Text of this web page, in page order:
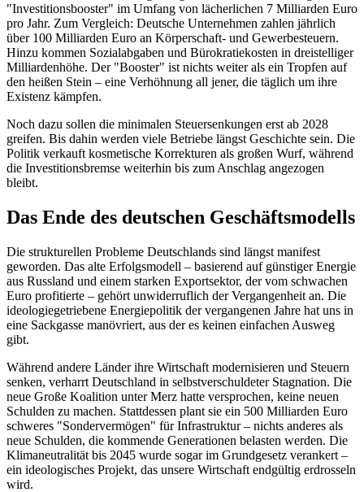
"Investitionsbooster" im Umfang von lächerlichen 7 Milliarden Euro
pro Jahr. Zum Vergleich: Deutsche Unternehmen zahlen jährlich
über 100 Milliarden Euro an Körperschaft- und Gewerbesteuern.
Hinzu kommen Sozialabgaben und Bürokratiekosten in dreistelliger
Milliardenhöhe. Der "Booster" ist nichts weiter als ein Tropfen auf
den heißen Stein – eine Verhöhnung all jener, die täglich um ihre
Existenz kämpfen.
Noch dazu sollen die minimalen Steuersenkungen erst ab 2028
greifen. Bis dahin werden viele Betriebe längst Geschichte sein. Die
Politik verkauft kosmetische Korrekturen als großen Wurf, während
die Investitionsbremse weiterhin bis zum Anschlag angezogen
bleibt.
Das Ende des deutschen Geschäftsmodells
Die strukturellen Probleme Deutschlands sind längst manifest
geworden. Das alte Erfolgsmodell – basierend auf günstiger Energie
aus Russland und einem starken Exportsektor, der vom schwachen
Euro profitierte – gehört unwiderruflich der Vergangenheit an. Die
ideologiegetriebene Energiepolitik der vergangenen Jahre hat uns in
eine Sackgasse manövriert, aus der es keinen einfachen Ausweg
gibt.
Während andere Länder ihre Wirtschaft modernisieren und Steuern
senken, verharrt Deutschland in selbstverschuldeter Stagnation. Die
neue Große Koalition unter Merz hatte versprochen, keine neuen
Schulden zu machen. Stattdessen plant sie ein 500 Milliarden Euro
schweres "Sondervermögen" für Infrastruktur – nichts anderes als
neue Schulden, die kommende Generationen belasten werden. Die
Klimaneutralität bis 2045 wurde sogar im Grundgesetz verankert –
ein ideologisches Projekt, das unsere Wirtschaft endgültig erdrosseln
wird.